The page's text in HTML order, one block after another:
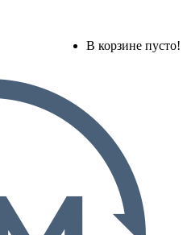
В корзине пусто!